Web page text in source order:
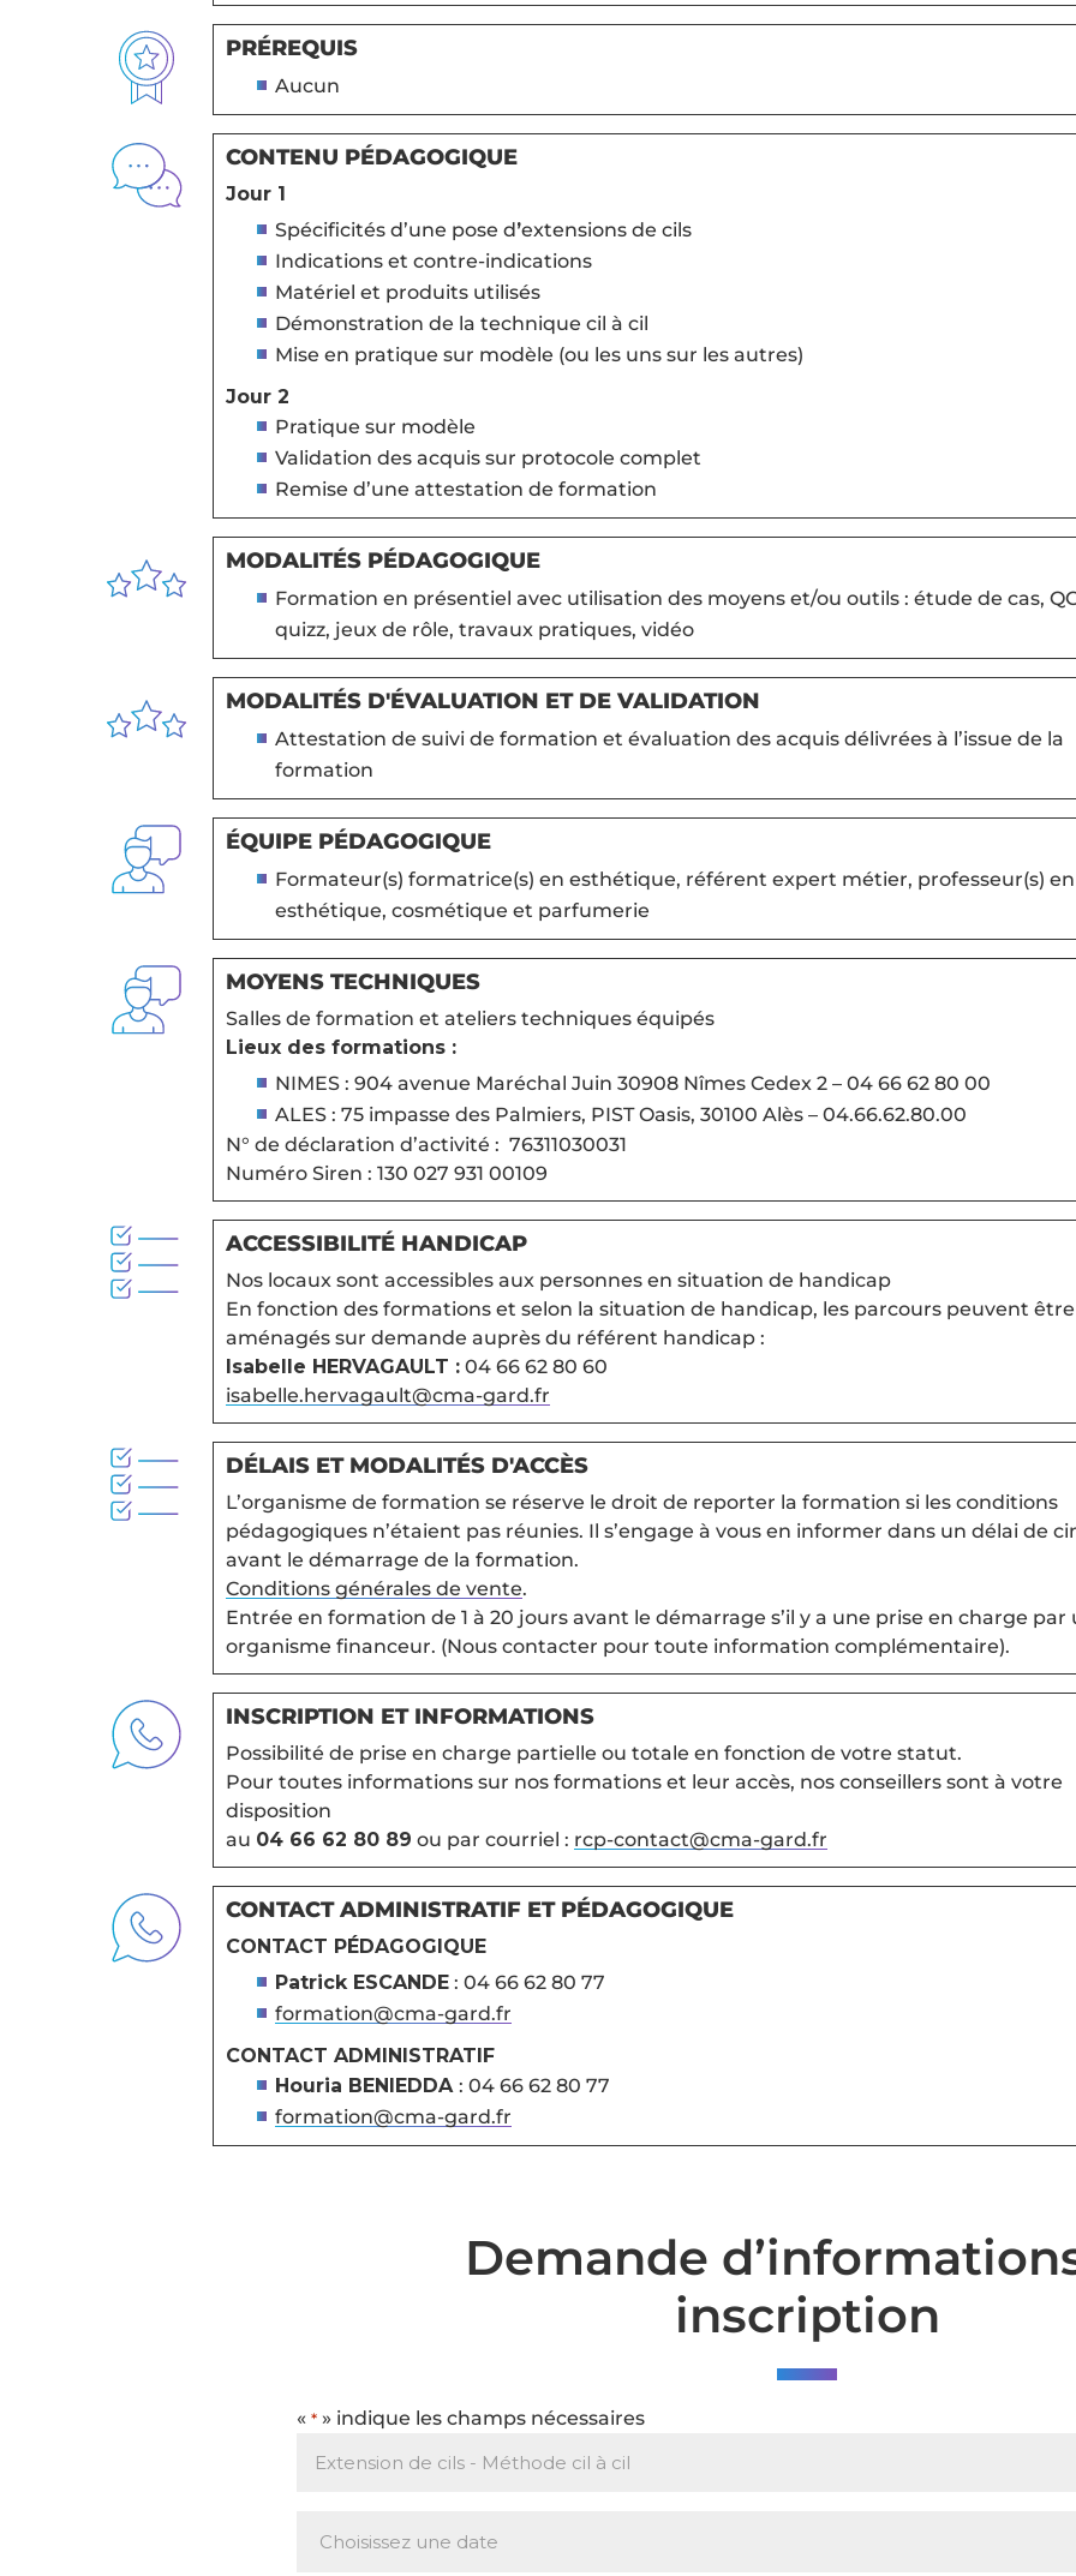
PRÉREQUIS
Aucun
CONTENU PÉDAGOGIQUE
Jour 1
Spécificités d’une pose d’extensions de cils
Indications et contre-indications
Matériel et produits utilisés
Démonstration de la technique cil à cil
Mise en pratique sur modèle (ou les uns sur les autres)
Jour 2
Pratique sur modèle
Validation des acquis sur protocole complet
Remise d’une attestation de formation
MODALITÉS PÉDAGOGIQUE
Formation en présentiel avec utilisation des moyens et/ou outils : étude de cas,
quizz, jeux de rôle, travaux pratiques, vidéo
MODALITÉS D'ÉVALUATION ET DE VALIDATION
Attestation de suivi de formation et évaluation des acquis délivrées à l’issue de la
formation
ÉQUIPE PÉDAGOGIQUE
Formateur(s) formatrice(s) en esthétique, référent expert métier, professeur(s) en
esthétique, cosmétique et parfumerie
MOYENS TECHNIQUES
Salles de formation et ateliers techniques équipés
Lieux des formations :
NIMES : 904 avenue Maréchal Juin 30908 Nîmes Cedex 2 – 04 66 62 80 00
ALES : 75 impasse des Palmiers, PIST Oasis, 30100 Alès – 04.66.62.80.00
N° de déclaration d’activité : 76311030031
Numéro Siren : 130 027 931 00109
ACCESSIBILITÉ HANDICAP
Nos locaux sont accessibles aux personnes en situation de handicap
En fonction des formations et selon la situation de handicap, les parcours peuvent être
aménagés sur demande auprès du référent handicap :
Isabelle HERVAGAULT : 04 66 62 80 60
isabelle.hervagault@cma-gard.fr
DÉLAIS ET MODALITÉS D'ACCÈS
L’organisme de formation se réserve le droit de reporter la formation si les conditions
pédagogiques n’étaient pas réunies. Il s’engage à vous en informer dans un délai de
avant le démarrage de la formation.
Conditions générales de vente.
Entrée en formation de 1 à 20 jours avant le démarrage s’il y a une prise en charge par
organisme financeur. (Nous contacter pour toute information complémentaire).
INSCRIPTION ET INFORMATIONS
Possibilité de prise en charge partielle ou totale en fonction de votre statut.
Pour toutes informations sur nos formations et leur accès, nos conseillers sont à votre
disposition
au 04 66 62 80 89 ou par courriel : rcp-contact@cma-gard.fr
CONTACT ADMINISTRATIF ET PÉDAGOGIQUE
CONTACT PÉDAGOGIQUE
Patrick ESCANDE : 04 66 62 80 77
formation@cma-gard.fr
CONTACT ADMINISTRATIF
Houria BENIEDDA: 04 66 62 80 77
formation@cma-gard.fr
Demande
inscription
« * » indique les champs nécessaires